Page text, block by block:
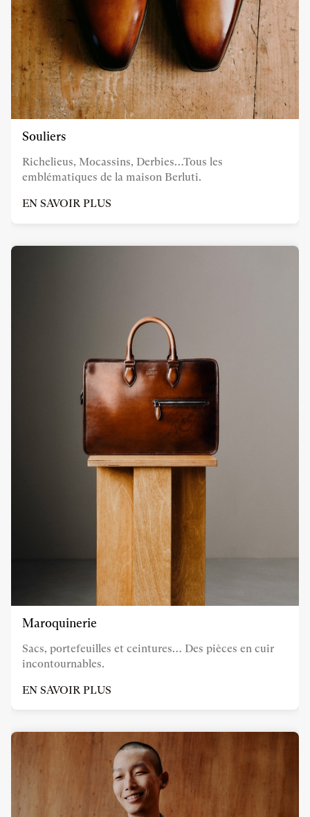
Souliers
Richelieus, Mocassins, Derbies…Tous les
emblématiques de la maison Berluti.
EN SAVOIR PLUS
Maroquinerie
Sacs, portefeuilles et ceintures… Des pièces en cuir
incontournables.
EN SAVOIR PLUS